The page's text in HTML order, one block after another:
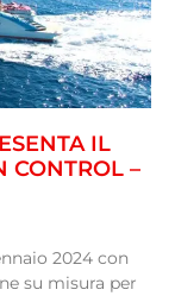
IL
CONTROL –
2024 con
su misura per